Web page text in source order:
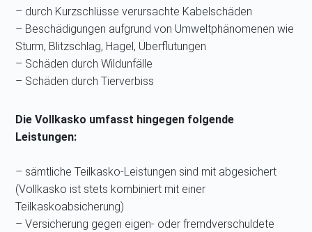
– durch Kurzschlüsse verursachte Kabelschäden
– Beschädigungen aufgrund von Umweltphänomenen wie
Sturm, Blitzschlag, Hagel, Überflutungen
– Schäden durch Wildunfälle
– Schäden durch Tierverbiss
Die Vollkasko umfasst hingegen folgende
Leistungen:
– sämtliche Teilkasko-Leistungen sind mit abgesichert
(Vollkasko ist stets kombiniert mit einer
Teilkaskoabsicherung)
– Versicherung gegen eigen- oder fremdverschuldete